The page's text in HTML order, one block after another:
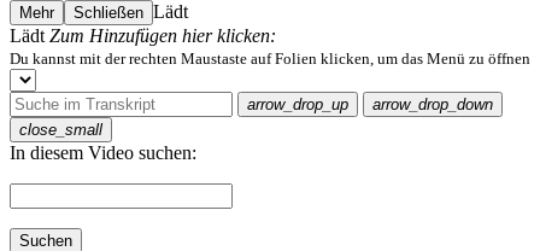
Mehr Schließen Lädt
Lädt Zum Hinzufügen hier klicken:
Du kannst mit der rechten Maustaste auf Folien klicken, um das Menü zu öffnen
arrow_drop_up
arrow_drop_down
close_small
In diesem Video suchen:
Suchen